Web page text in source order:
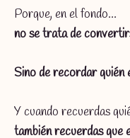
Porque, en el fondo…
no se trata de
Sino de recordar quién
Y cuando recuerdas
también recuerdas que